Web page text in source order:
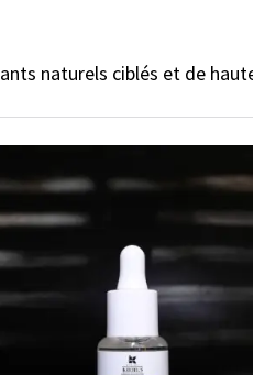
naturels ciblés et de